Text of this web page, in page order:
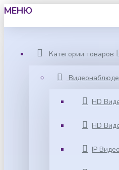
МЕНЮ
Категории товаров
HD
HD
IP